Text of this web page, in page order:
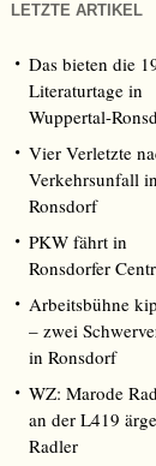
LETZTE ARTIKEL
Das bieten die
Literaturtage in
Wuppertal-
Vier Verletzte
Verkehrsunfall in
Ronsdorf
PKW fährt in
Ronsdorfer
Arbeitsbühne
– zwei
in Ronsdorf
WZ: Marode
an der L419
Radler